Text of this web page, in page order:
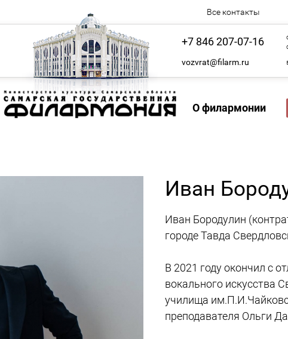
Все контакты
+7 846 207-07-16
vozvrat@filarm.ru
О филармонии
Иван
Иван Бородулин
городе Тавда
В 2021 году окончил с
вокального искусства
училища
преподавателя Ольги